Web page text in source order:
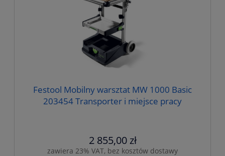
Festool Mobilny warsztat MW 1000 Basic
203454 Transporter i miejsce pracy
2 855,00 zł
zawiera 23% VAT, bez kosztów dostawy